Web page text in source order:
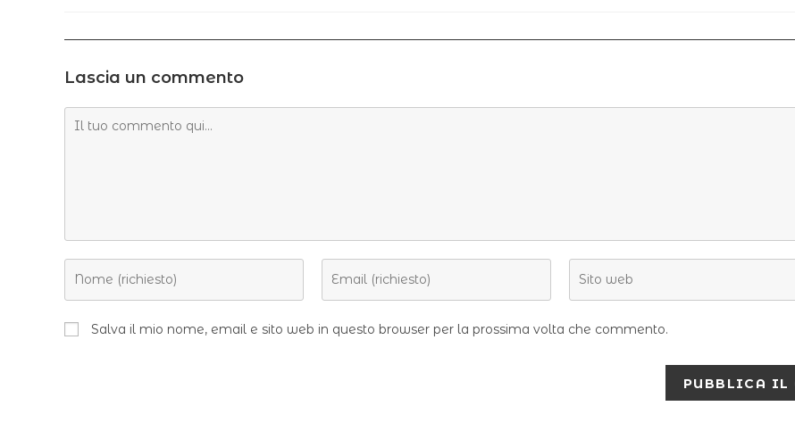
Lascia un commento
Salva il mio nome, email e sito web in questo browser per la prossima volta che commento.